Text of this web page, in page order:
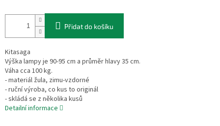
Přidat do košíku
Kitasaga
Výška lampy je 90-95 cm a průměr hlavy 35 cm.
Váha cca 100 kg.
- materiál žula, zimu-vzdorné
- ruční výroba, co kus to originál
- skládá se z několika kusů
Detailní informace